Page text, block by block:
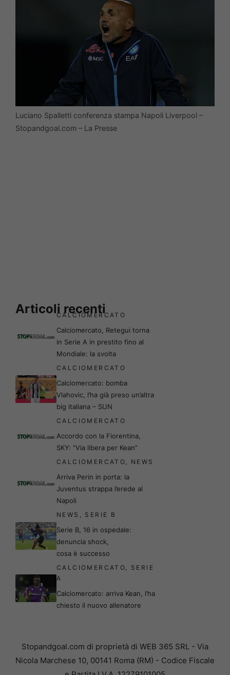
Luciano Spalletti conferenza stampa Napoli Liverpool –
Stopandgoal.com – La Presse
Articoli recenti
CALCIOMERCATO
Calciomercato, Retegui torna
in Serie A in prestito fino al
Mondiale: la svolta
CALCIOMERCATO
Calciomercato: bomba
Vlahovic, l’ha già preso un’altra
big italiana – SUN
CALCIOMERCATO
Accordo con la Fiorentina,
SKY: “Via libera per Kean”
CALCIOMERCATO, NEWS
Arriva Perin in porta: la
Juventus strappa l’erede al
Napoli
NEWS , SERIE B
Serie B, 16 in ospedale:
denuncia shock,
cosa è successo
CALCIOMERCATO, SERIE
A
Calciomercato: arriva Kean, l’ha
chiesto il nuovo allenatore
Stopandgoal.com di proprietà di WEB 365 SRL - Via
Nicola Marchese 10, 00141 Roma (RM) - Codice Fiscale